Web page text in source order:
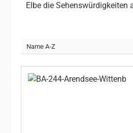
Elbe die Sehenswürdigkeiten